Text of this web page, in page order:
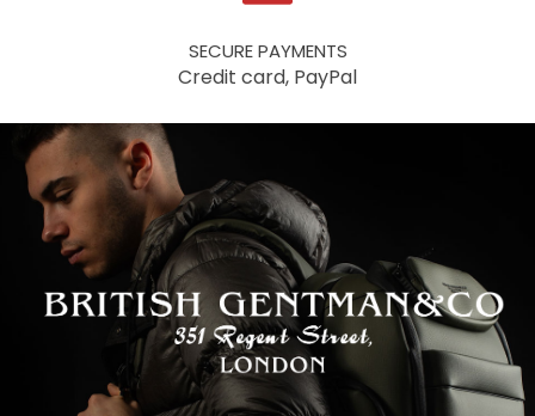
SECURE PAYMENTS
Credit card, PayPal